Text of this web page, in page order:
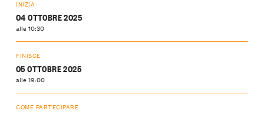
INIZIA
04 OTTOBRE 2025
alle 10:30
FINISCE
05 OTTOBRE 2025
alle 19:00
COME PARTECIPARE